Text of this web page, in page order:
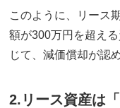
このように、リース
額が300万円を超え
じて、減価償却が認
2.リース資産は